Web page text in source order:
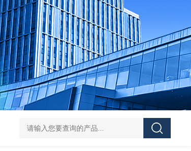
339652 23-2263赛默飞离心管 UFC903096 MAP001